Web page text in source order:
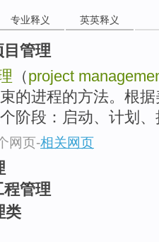
专业释义 英英释义
目管理
（project
的进程的方法。根
阶段：启动、计划
网页-相关网页
程管理
类